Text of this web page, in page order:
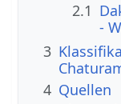
2.1
-
3
4 Quellen